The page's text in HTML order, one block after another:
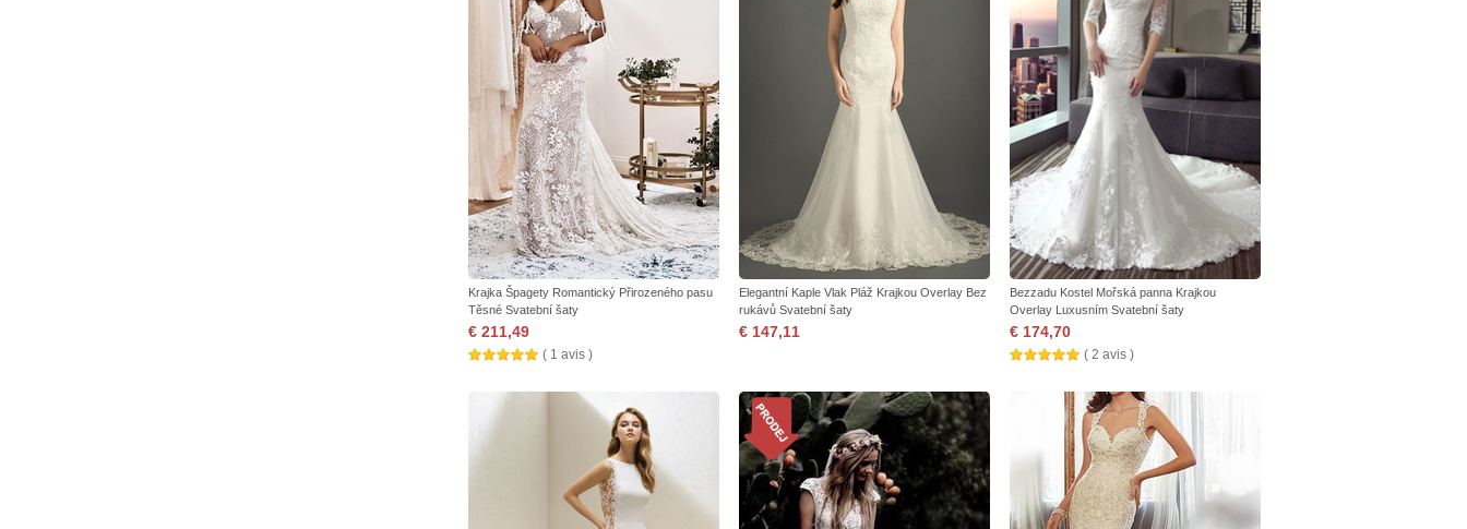
Krajka Špagety Romantický Přirozeného pasu
Těsné Svatební šaty
€ 211,49
( 1 avis )
Elegantní Kaple Vlak Pláž Krajkou Overlay Bez
rukávů Svatební šaty
€ 147,11
Bezzadu Kostel Mořská panna Krajkou
Overlay Luxusním Svatební šaty
€ 174,70
( 2 avis )